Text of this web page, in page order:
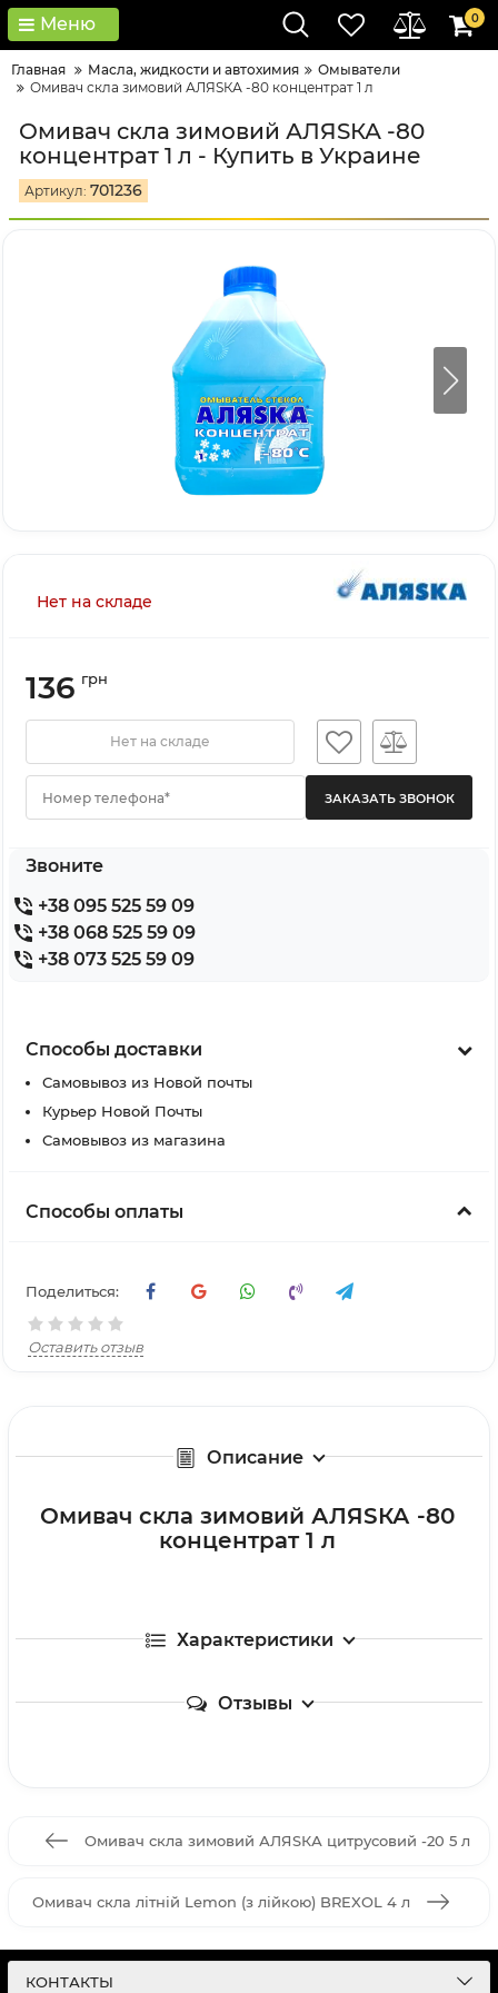
Меню 0
Главная Масла, жидкости и автохимия
Омыватели
Омивач скла зимовий АЛЯSКА -80 концентрат 1 л
Омивач скла зимовий АЛЯSКА -80
концентрат 1 л - Купить в Украине
Артикул: 701236
Нет на складе
136 грн
Нет на складе
Номер телефона*
Звоните
+38 095 525 59 09
+38 068 525 59 09
+38 073 525 59 09
Способы доставки
Самовывоз из Новой почты
Курьер Новой Почты
Самовывоз из магазина
Способы оплаты
Поделиться:
Оставить отзыв
Описание
Омивач скла зимовий АЛЯSКА -80
концентрат 1 л
Характеристики
Отзывы
Омивач скла зимовий АЛЯSКА цитрусовий -20 5 л
Омивач скла літній Lemon (з лійкою) BREXOL 4 л
КОНТАКТЫ